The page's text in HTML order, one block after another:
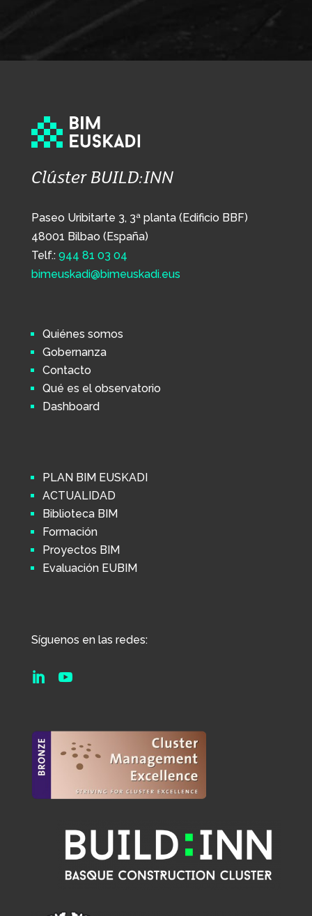
Clúster BUILD:INN
Paseo Uribitarte 3, 3ª planta (Edificio BBF)
48001 Bilbao (España)
Telf.: 944 81 03 04
bimeuskadi@bimeuskadi.eus
Quiénes somos
Gobernanza
Contacto
Qué es el observatorio
Dashboard
PLAN BIM EUSKADI
ACTUALIDAD
Biblioteca BIM
Formación
Proyectos BIM
Evaluación EUBIM
Síguenos en las redes:
 